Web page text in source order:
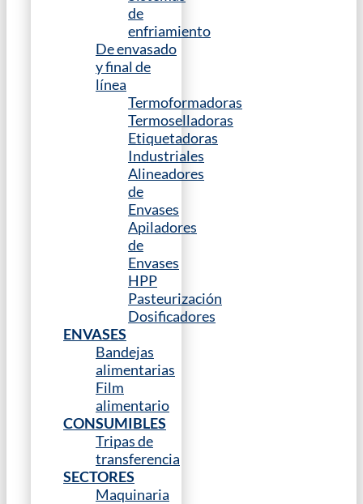
de
enfriamiento
De envasado
y final de
línea
Termoformadoras
Termoselladoras
Etiquetadoras
Industriales
Alineadores
de
Envases
Apiladores
de
Envases
HPP
Pasteurización
Dosificadores
ENVASES
Bandejas
alimentarias
Film
alimentario
CONSUMIBLES
Tripas de
transferencia
SECTORES
Maquinaria